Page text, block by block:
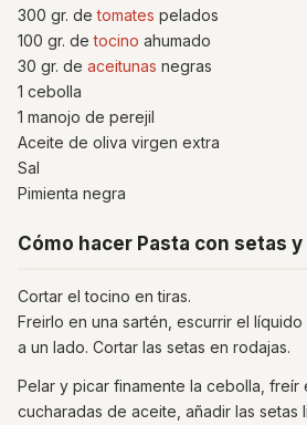
300 gr. detomates pelados
100 gr. detocino ahumado
30 gr. de aceitunas negras
1 cebolla
1 manojo de perejil
Aceite de oliva virgen extra
Sal
Pimienta negra
Cómo hacer Pasta con setas
Cortar el tocino en tiras.
Freirlo en una sartén, escurrir el
a un lado. Cortar las setas en rodajas.
Pelar y picar finamente la cebolla, freír
cucharadas de aceite, añadir las setas